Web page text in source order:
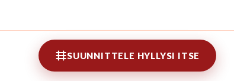
SUUNNITTELE HYLLYSI ITSE